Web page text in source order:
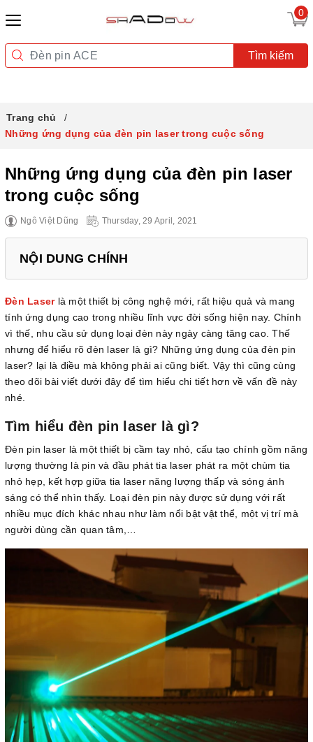
0
Tìm kiếm
Trang chủ
Những ứng dụng của đèn pin laser trong cuộc sống
Những ứng dụng của đèn pin laser
trong cuộc sống
Ngô Việt Dũng Thursday, 29 April, 2021
NỘI DUNG CHÍNH
Đèn Laserlà một thiết bị công nghệ mới, rất hiệu quả và mang
tính ứng dụng cao trong nhiều lĩnh vực đời sống hiện nay. Chính
vì thế, nhu cầu sử dụng loại đèn này ngày càng tăng cao. Thế
nhưng để hiểu rõ đèn laser là gì? Những ứng dụng của đèn pin
laser? lại là điều mà không phải ai cũng biết. Vậy thì cũng cùng
theo dõi bài viết dưới đây để tìm hiểu chi tiết hơn về vấn đề này
nhé.
Tìm hiểu đèn pin laser là gì?
Đèn pin laser là một thiết bị cầm tay nhỏ, cấu tạo chính gồm năng
lượng thường là pin và đầu phát tia laser phát ra một chùm tia
nhỏ hẹp, kết hợp giữa tia laser năng lượng thấp và sóng ánh
sáng có thể nhìn thấy. Loại đèn pin này được sử dụng với rất
nhiều mục đích khác nhau như làm nổi bật vật thể, một vị trí mà
người dùng cần quan tâm,…